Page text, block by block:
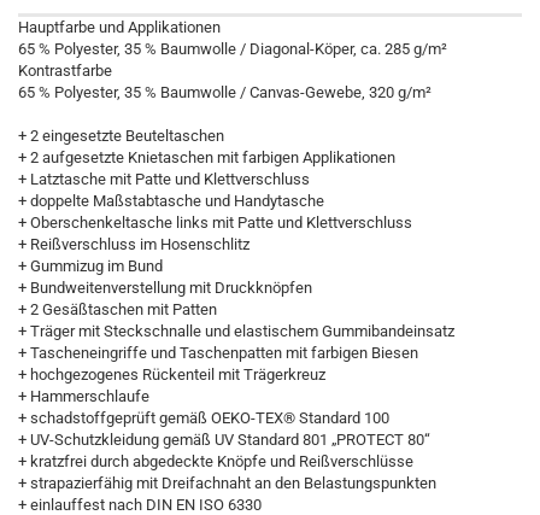
Hauptfarbe und Applikationen
65 % Polyester, 35 % Baumwolle / Diagonal-Köper, ca. 285 g/m²
Kontrastfarbe
65 % Polyester, 35 % Baumwolle / Canvas-Gewebe, 320 g/m²
+ 2 eingesetzte Beuteltaschen
+ 2 aufgesetzte Knietaschen mit farbigen Applikationen
+ Latztasche mit Patte und Klettverschluss
+ doppelte Maßstabtasche und Handytasche
+ Oberschenkeltasche links mit Patte und Klettverschluss
+ Reißverschluss im Hosenschlitz
+ Gummizug im Bund
+ Bundweitenverstellung mit Druckknöpfen
+ 2 Gesäßtaschen mit Patten
+ Träger mit Steckschnalle und elastischem Gummibandeinsatz
+ Tascheneingriffe und Taschenpatten mit farbigen Biesen
+ hochgezogenes Rückenteil mit Trägerkreuz
+ Hammerschlaufe
+ schadstoffgeprüft gemäß OEKO-TEX® Standard 100
+ UV-Schutzkleidung gemäß UV Standard 801 „PROTECT 80“
+ kratzfrei durch abgedeckte Knöpfe und Reißverschlüsse
+ strapazierfähig mit Dreifachnaht an den Belastungspunkten
+ einlauffest nach DIN EN ISO 6330